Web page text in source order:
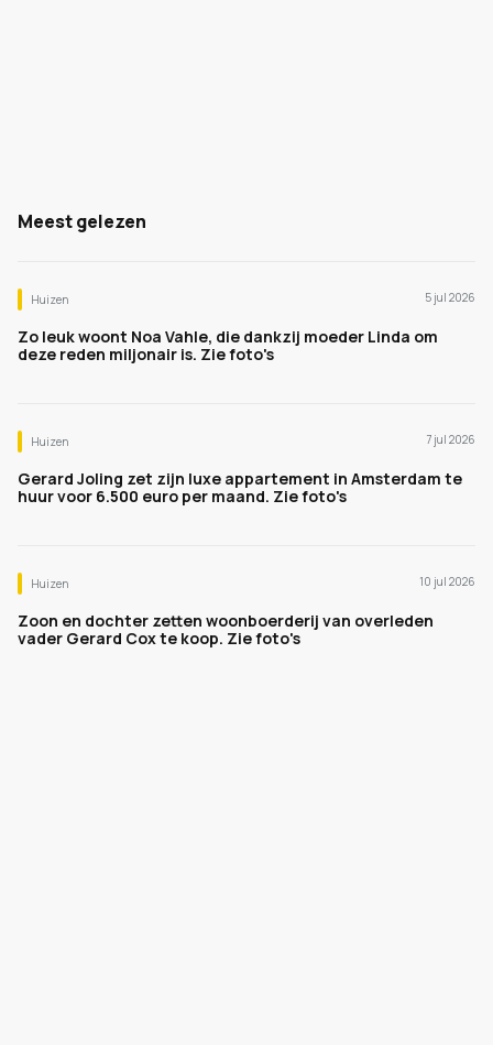
Meest gelezen
Huizen 5 jul 2026
Zo leuk woont Noa Vahle, die dankzij moeder Linda om
deze reden miljonair is. Zie foto's
Huizen 7 jul 2026
Gerard Joling zet zijn luxe appartement in Amsterdam te
huur voor 6.500 euro per maand. Zie foto's
Huizen 10 jul 2026
Zoon en dochter zetten woonboerderij van overleden
vader Gerard Cox te koop. Zie foto's